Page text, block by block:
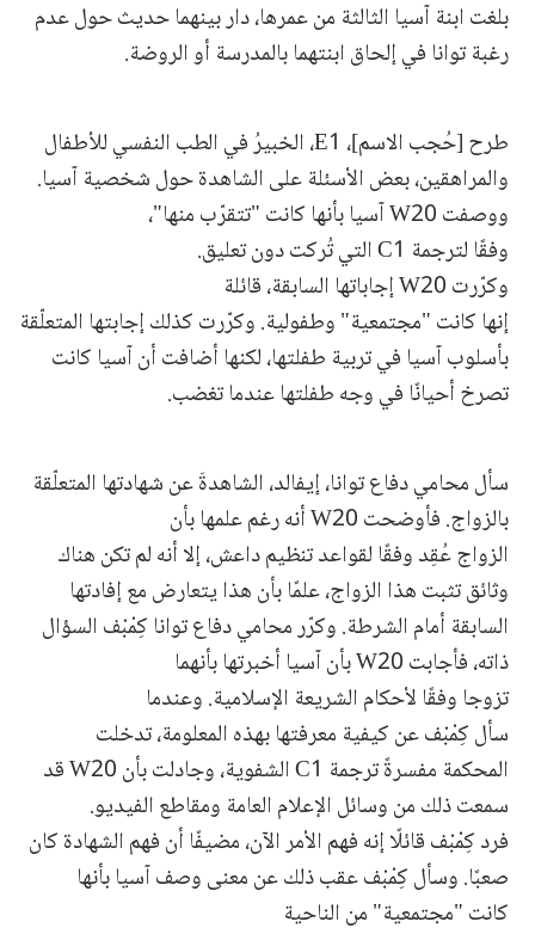
بلغت ابنة آسيا الثالثة من عمرها، دار بينهما حديث حول عدم
رغبة توانا في إلحاق ابنتهما بالمدرسة أو الروضة.
طرح [حُجب الاسم]، E1، الخبيرُ في الطب النفسي للأطفال
والمراهقين، بعض الأسئلة على الشاهدة حول شخصية آسيا.
ووصفت W20 آسيا بأنها كانت "تتقرّب منها"،
وفقًا لترجمة C1 التي تُركت دون تعليق.
وكرّرت W20 إجاباتها السابقة، قائلة
إنها كانت "مجتمعية" وطفولية. وكرّرت كذلك إجابتها المتعلّقة
بأسلوب آسيا في تربية طفلتها، لكنها أضافت أن آسيا كانت
تصرخ أحيانًا في وجه طفلتها عندما تغضب.
سأل محامي دفاع توانا، إيفالد، الشاهدةَ عن شهادتها المتعلّقة
بالزواج. فأوضحت W20 أنه رغم علمها بأن
الزواج عُقِد وفقًا لقواعد تنظيم داعش، إلا أنه لم تكن هناك
وثائق تثبت هذا الزواج، علمًا بأن هذا يتعارض مع إفادتها
السابقة أمام الشرطة. وكرّر محامي دفاع توانا كِمْبْف السؤال
ذاته، فأجابت W20 بأن آسيا أخبرتها بأنهما
تزوجا وفقًا لأحكام الشريعة الإسلامية. وعندما
سأل كِمْبْف عن كيفية معرفتها بهذه المعلومة، تدخلت
المحكمة مفسرةً ترجمة C1 الشفوية، وجادلت بأن W20 قد
سمعت ذلك من وسائل الإعلام العامة ومقاطع الفيديو.
فرد كِمْبْف قائلًا إنه فهم الأمر الآن، مضيفًا أن فهم الشهادة كان
صعبًا. وسأل كِمْبْف عقب ذلك عن معنى وصف آسيا بأنها
كانت "مجتمعية" من الناحية